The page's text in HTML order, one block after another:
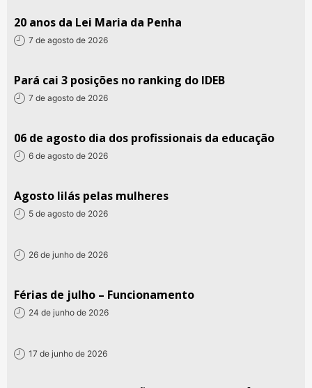
20 anos da Lei Maria da Penha
7 de agosto de 2026
Pará cai 3 posições no ranking do IDEB
7 de agosto de 2026
06 de agosto dia dos profissionais da educação
6 de agosto de 2026
Agosto lilás pelas mulheres
5 de agosto de 2026
26 de junho de 2026
Férias de julho – Funcionamento
24 de junho de 2026
17 de junho de 2026